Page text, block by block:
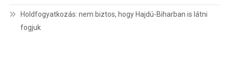
Holdfogyatkozás: nem biztos, hogy Hajdú-Biharban is látni
fogjuk